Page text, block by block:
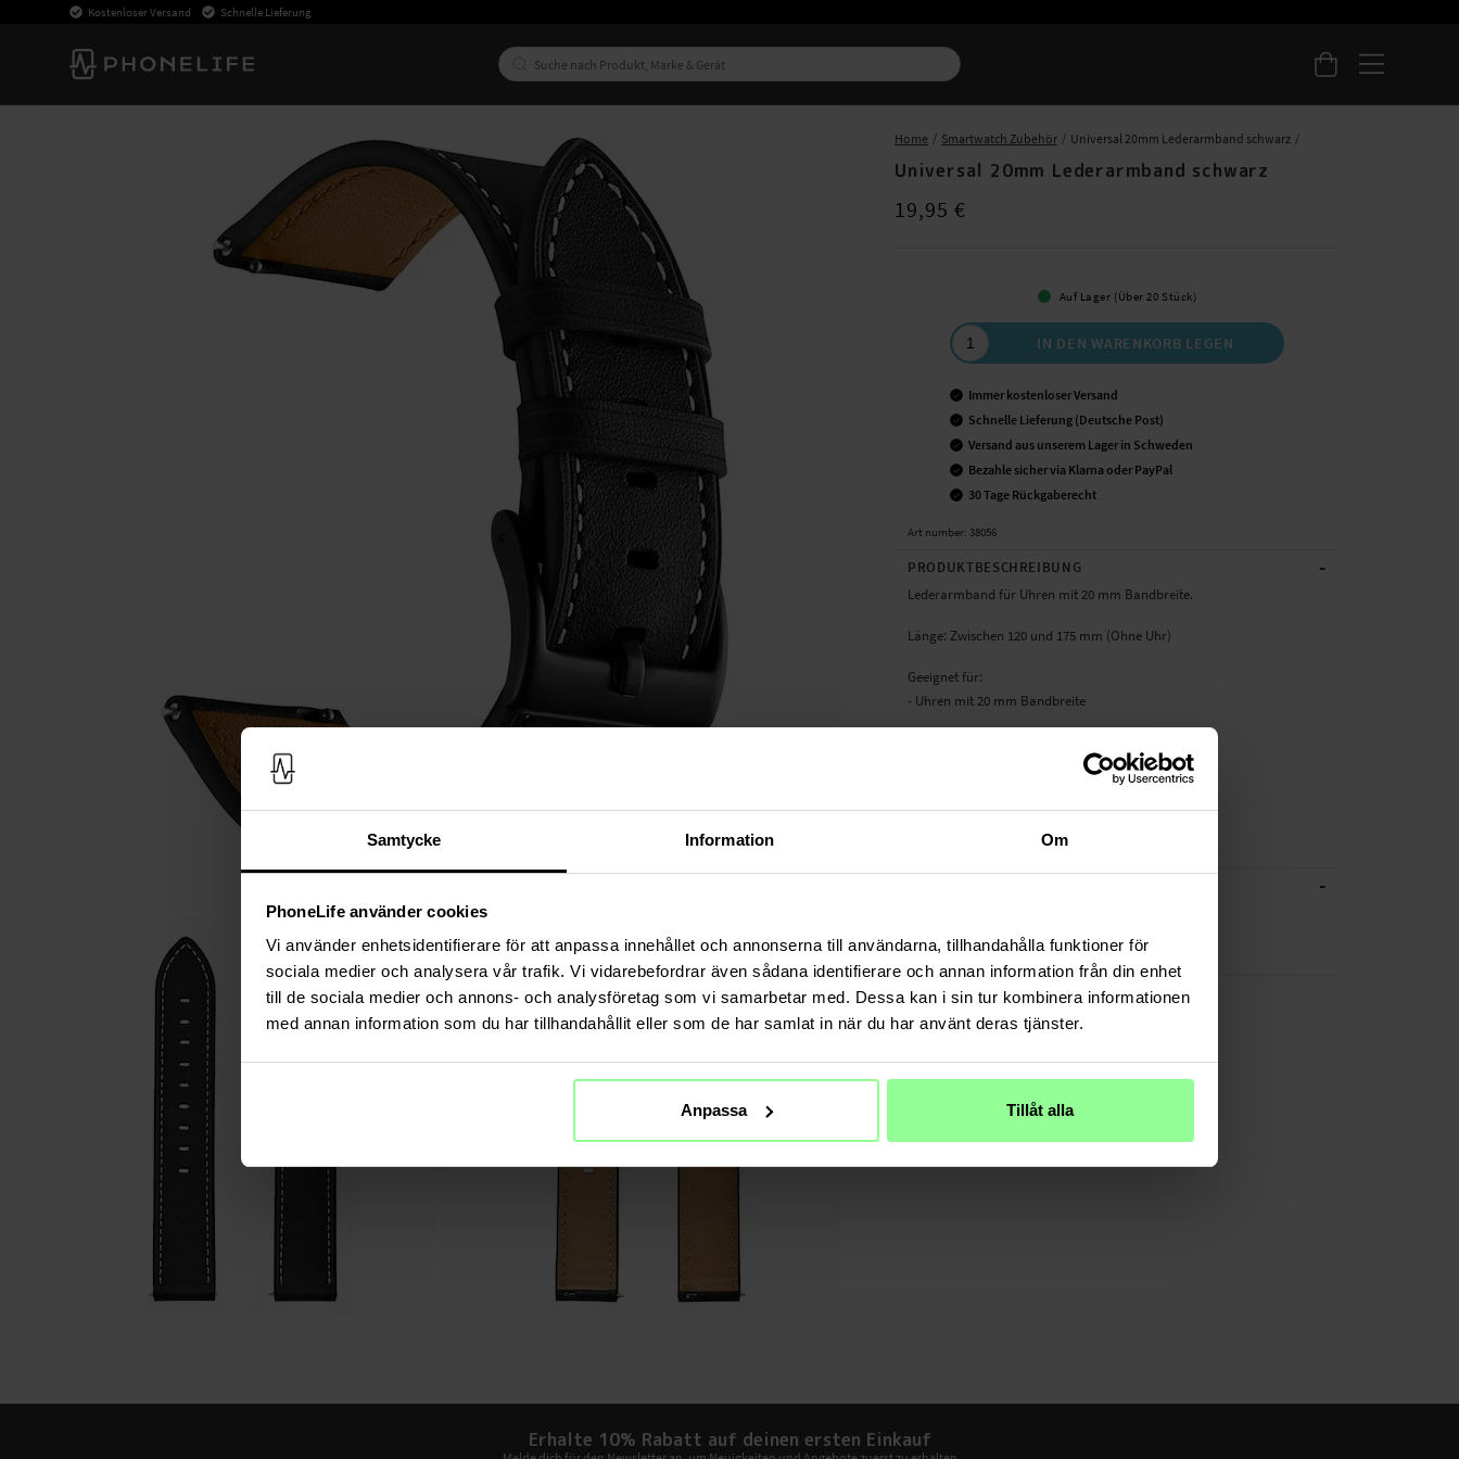
Samtycke Information Om
PhoneLife använder cookies
Vi använder enhetsidentifierare för att anpassa innehållet och annonserna till användarna, tillhandahålla funktioner för
sociala medier och analysera vår trafik. Vi vidarebefordrar även sådana identifierare och annan information från din enhet
till de sociala medier och annons- och analysföretag som vi samarbetar med. Dessa kan i sin tur kombinera informationen
med annan information som du har tillhandahållit eller som de har samlat in när du har använt deras tjänster.
Anpassa Tillåt alla
Kostenloser Versand Schnelle Lieferung
Home Smartwatch Zubehör Universal 20mm Lederarmband schwarz
Universal 20mm Lederarmband schwarz
Preis:19,95 €
19,95 €
Auf Lager (Über 20 Stück)
IN DEN WARENKORB LEGEN
Immer kostenloser Versand
Schnelle Lieferung (Deutsche Post)
Versand aus unserem Lager in Schweden
Bezahle sicher via Klarna oder PayPal
30 Tage Rückgaberecht
Art number: 38056
PRODUKTBESCHREIBUNG -
Lederarmband für Uhren mit 20 mm Bandbreite.
Länge: Zwischen 120 und 175 mm (Ohne Uhr)
Geeignet für:
- Uhren mit 20 mm Bandbreite
Lederarmband, Smartwatch
-
Material
Leder
Erhalte 10% Rabatt auf deinen ersten Einkauf